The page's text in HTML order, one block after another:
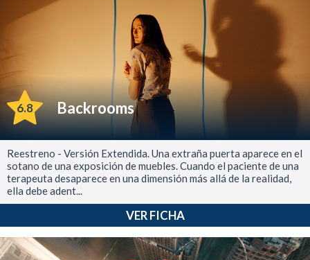
6.8 Backrooms
Reestreno - Versión Extendida. Una extraña puerta aparece en el
sotano de una exposición de muebles. Cuando el paciente de una
terapeuta desaparece en una dimensión más allá de la realidad,
ella debe adent...
VER FICHA